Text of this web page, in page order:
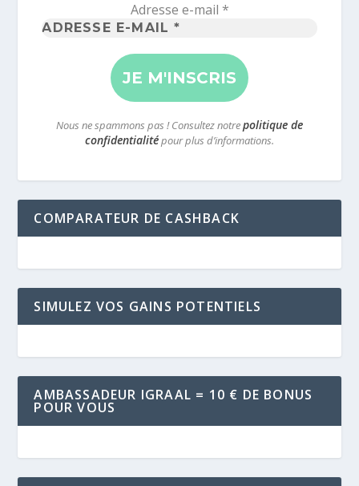
Adresse e-mail *
Nous ne spammons pas ! Consultez notrepolitique de
confidentialitépour plus d’informations.
COMPARATEUR DE CASHBACK
SIMULEZ VOS GAINS POTENTIELS
AMBASSADEUR IGRAAL = 10 € DE BONUS
POUR VOUS